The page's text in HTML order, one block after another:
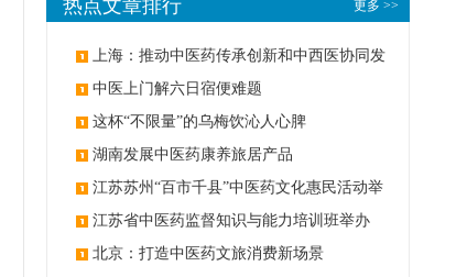
更多 >>
热点文章排行
上海：推动中医药传承创新和中西医协同发
展 中医上门解六日宿便难题
这杯“不限量”的乌梅饮沁人心脾
湖南发展中医药康养旅居产品
江苏苏州“百市千县”中医药文化惠民活动举
办 江苏省中医药监督知识与能力培训班举办
北京：打造中医药文旅消费新场景